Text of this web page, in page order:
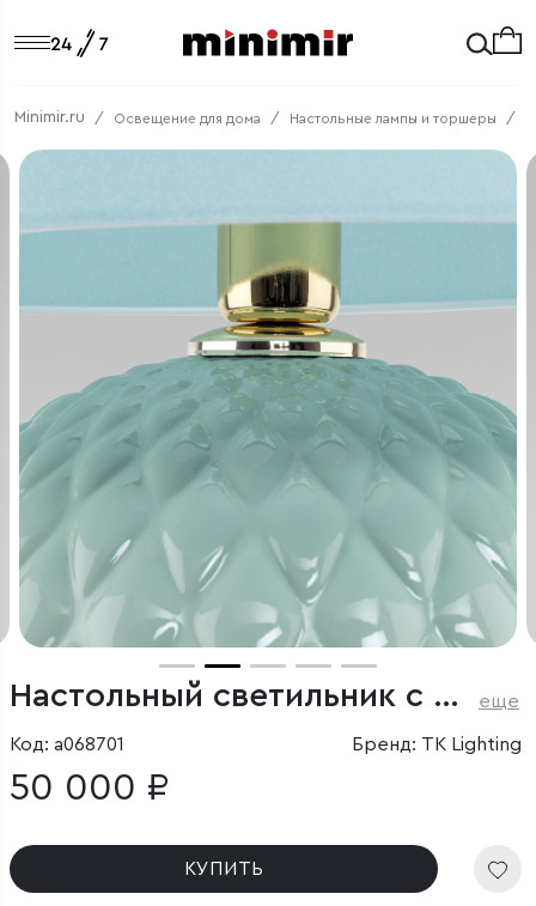
Minimir.ru Освещение для дома Настольные лампы и торшеры
Настольный светильник с тканевым абажуром еще
Код: a068701 Бренд: TK Lighting
50 000 ₽
КУПИТЬ